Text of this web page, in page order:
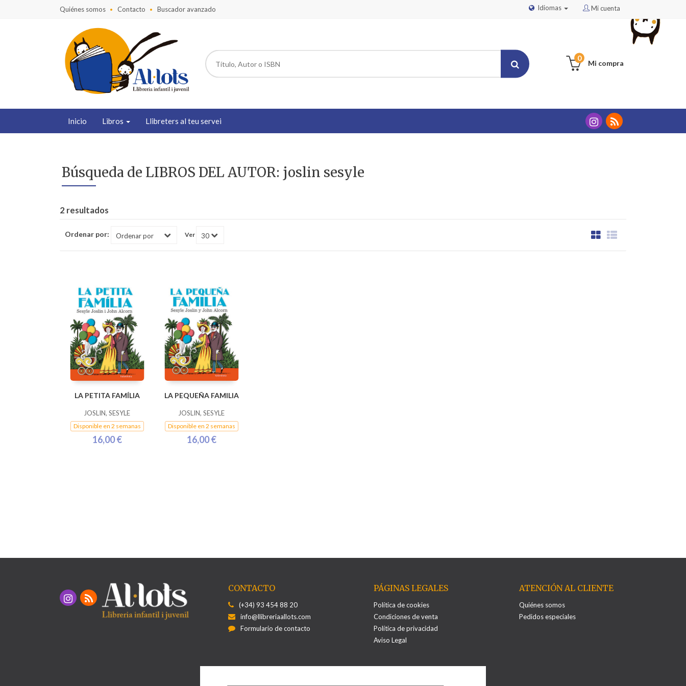
Mi cuenta
Idiomas
Quiénes somos Contacto Buscador avanzado
Mi compra
0
Inicio Libros Llibreters al teu servei
Búsqueda de LIBROS DEL AUTOR: joslin sesyle
2 resultados
Ordenar por: Ver
LA PETITA FAMÍLIA
JOSLIN, SESYLE
Disponible en 2 semanas
16,00 €
LA PEQUEÑA FAMILIA
JOSLIN, SESYLE
Disponible en 2 semanas
16,00 €
CONTACTO
(+34) 93 454 88 20
info@llibreriaallots.com
Formulario de contacto
PÁGINAS LEGALES
Política de cookies
Condiciones de venta
Política de privacidad
Aviso Legal
ATENCIÓN AL CLIENTE
Quiénes somos
Pedidos especiales